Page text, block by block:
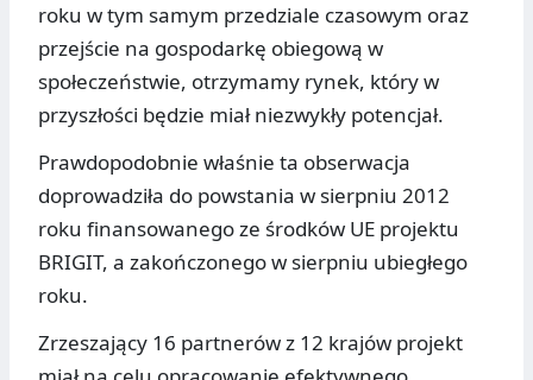
roku w tym samym przedziale czasowym oraz
przejście na gospodarkę obiegową w
społeczeństwie, otrzymamy rynek, który w
przyszłości będzie miał niezwykły potencjał.
Prawdopodobnie właśnie ta obserwacja
doprowadziła do powstania w sierpniu 2012
roku finansowanego ze środków UE projektu
BRIGIT, a zakończonego w sierpniu ubiegłego
roku.
Zrzeszający 16 partnerów z 12 krajów projekt